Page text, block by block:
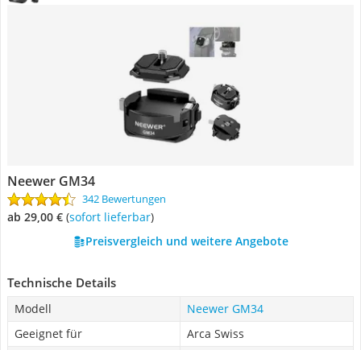
Neewer GM34
342 Bewertungen
ab 29,00 € ( Sofort lieferbar)
Preisvergleich und weitere Angebote
Technische Details
Modell
Neewer GM34
Geeignet für
Arca Swiss